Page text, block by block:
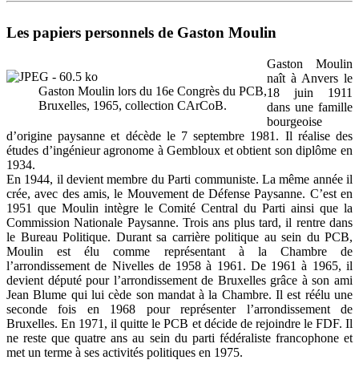
Les papiers personnels de Gaston Moulin
Gaston Moulin lors du 16e Congrès du PCB,
Bruxelles, 1965, collection CArCoB.
Gaston Moulin
naît à Anvers le
18 juin 1911
dans une famille
bourgeoise
d’origine paysanne et décède le 7 septembre 1981. Il réalise des
études d’ingénieur agronome à Gembloux et obtient son diplôme en
1934.
En 1944, il devient membre du Parti communiste. La même année il
crée, avec des amis, le Mouvement de Défense Paysanne. C’est en
1951 que Moulin intègre le Comité Central du Parti ainsi que la
Commission Nationale Paysanne. Trois ans plus tard, il rentre dans
le Bureau Politique. Durant sa carrière politique au sein du PCB,
Moulin est élu comme représentant à la Chambre de
l’arrondissement de Nivelles de 1958 à 1961. De 1961 à 1965, il
devient député pour l’arrondissement de Bruxelles grâce à son ami
Jean Blume qui lui cède son mandat à la Chambre. Il est réélu une
seconde fois en 1968 pour représenter l’arrondissement de
Bruxelles. En 1971, il quitte le PCB et décide de rejoindre le FDF. Il
ne reste que quatre ans au sein du parti fédéraliste francophone et
met un terme à ses activités politiques en 1975.